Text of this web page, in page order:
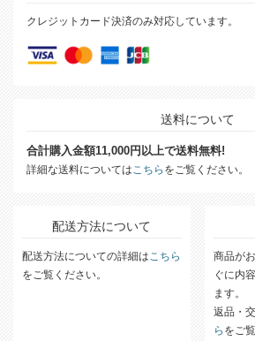
クレジットカード決済のみ対応しています。
送料について
合計購入金額11,000円以上で送料無料!
詳細な送料についてはこちら をご覧ください。
配送方法について
配送方法についての詳細はこちら
をご覧ください。
商品が
ぐに内
ます。
返品・
ら をご